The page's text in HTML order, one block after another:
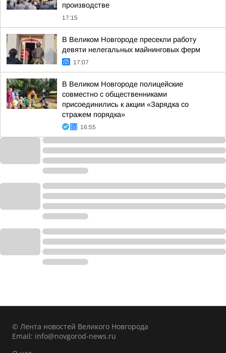
производстве
17:15
В Великом Новгороде пресекли работу
девяти нелегальных майнинговых ферм
17:07
В Великом Новгороде полицейские
совместно с общественниками
присоединились к акции «Зарядка со
стражем порядка»
16:55
© Лента новостей Великого Новгорода
Email: info@novgorod-news.ru